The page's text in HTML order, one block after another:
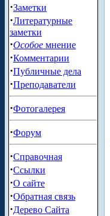
·Заметки
·Литературные
заметки
·Особое мнение
·Комментарии
·Публичные дела
·Преподаватели
·Фотогалерея
·Форум
·Справочная
·Ссылки
·О сайте
·Обратная связь
·Дерево Сайта